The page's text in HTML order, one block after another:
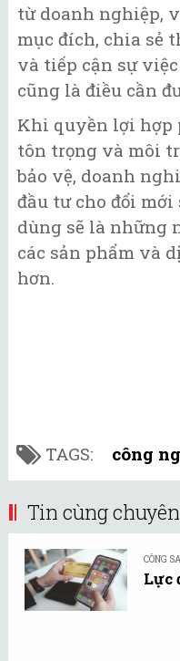
từ doanh nghiệp,
mục đích, chia sẻ
và tiếp cận sự
cũng là điều cần
Khi quyền lợi hợp
tôn trọng và môi
bảo vệ, doanh
đầu tư cho đổi
dùng sẽ là những
các sản phẩm và
hơn.
TAGS: công
Tin cùng
CÔNG
Lực